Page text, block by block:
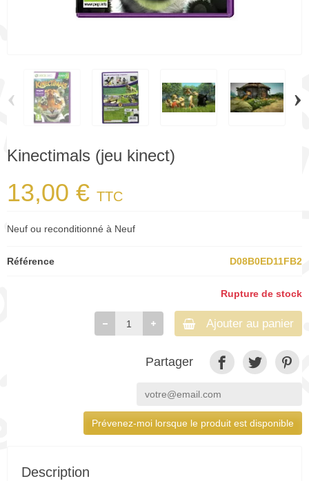
‹ ›
Kinectimals (jeu kinect)
13,00 € TTC
Neuf ou reconditionné à Neuf
Référence D08B0ED11FB2
Rupture de stock
Ajouter au panier
Partager
Prévenez-moi lorsque le produit est disponible
Description